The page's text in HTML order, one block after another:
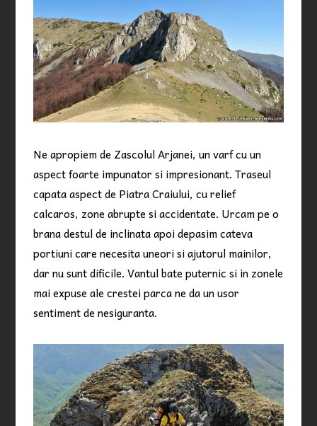
Ne apropiem de Zascolul Arjanei, un varf cu un
aspect foarte impunator si impresionant. Traseul
capata aspect de Piatra Craiului, cu relief
calcaros, zone abrupte si accidentate. Urcam pe o
brana destul de inclinata apoi depasim cateva
portiuni care necesita uneori si ajutorul mainilor,
dar nu sunt dificile. Vantul bate puternic si in zonele
mai expuse ale crestei parca ne da un usor
sentiment de nesiguranta.